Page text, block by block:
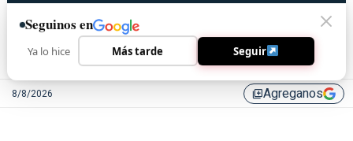
8/8/2026 library_addAgreganos
Seguinos en
Ya lo hice Más tarde Seguir